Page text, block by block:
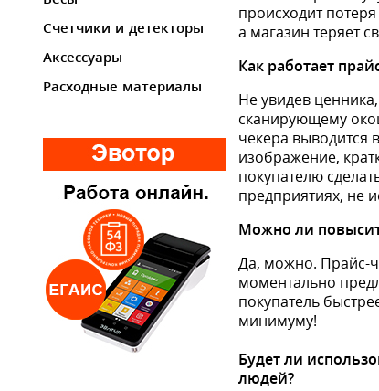
Счетчики и детекторы
Аксессуары
Расходные материалы
происходит
а магазин теряет
Как работает
Не увидев
сканирующему
чекера
изображение,
покупателю
предприятиях, не
Можно ли
Да, можно. Прайс-
моментально
покупатель
минимуму!
Будет ли
людей?